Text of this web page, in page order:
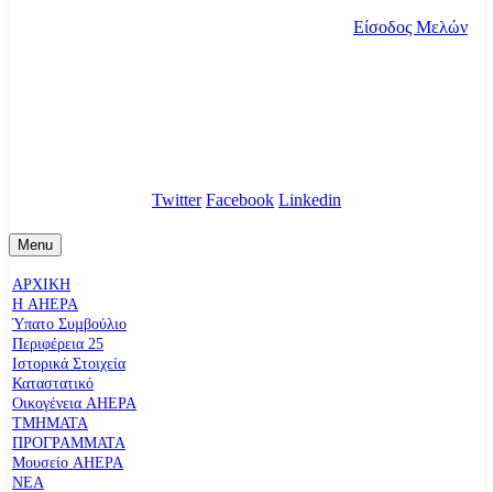
Είσοδος Μελών
Twitter Facebook Linkedin
Menu
ΑΡΧΙΚΗ
Η AHEPA
Ύπατο Συµβούλιο
Περιφέρεια 25
Ιστορικά Στοιχεία
Καταστατικό
Οικογένεια AHEPA
ΤΜΗΜΑΤΑ
ΠΡΟΓΡΑΜΜΑΤΑ
Μουσείο AHEPA
ΝΕΑ